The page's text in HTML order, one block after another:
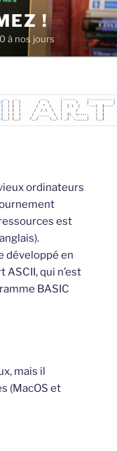
!
à nos jours
ordinateurs
est
développé en
qui n’est
BASIC
mais il
(MacOS et